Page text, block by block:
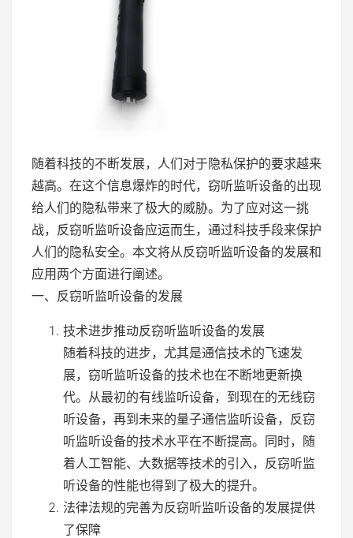
随着科技的不断发展，人们对于隐私保护的要求越来
越高。在这个信息爆炸的时代，窃听监听设备的出现
给人们的隐私带来了极大的威胁。为了应对这一挑
战，反窃听监听设备应运而生，通过科技手段来保护
人们的隐私安全。本文将从反窃听监听设备的发展和
应用两个方面进行阐述。
一、反窃听监听设备的发展
技术进步推动反窃听监听设备的发展
随着科技的进步，尤其是通信技术的飞速发
展，窃听监听设备的技术也在不断地更新换
代。从最初的有线监听设备，到现在的无线窃
听设备，再到未来的量子通信监听设备，反窃
听监听设备的技术水平在不断提高。同时，随
着人工智能、大数据等技术的引入，反窃听监
听设备的性能也得到了极大的提升。
法律法规的完善为反窃听监听设备的发展提供
了保障